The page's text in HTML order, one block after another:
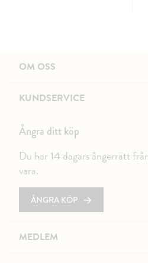
OM OSS
KUNDSERVICE
Ångra ditt köp
Du har 14 dagars ångerrätt
vara.
ÅNGRA KÖP
MEDLEM